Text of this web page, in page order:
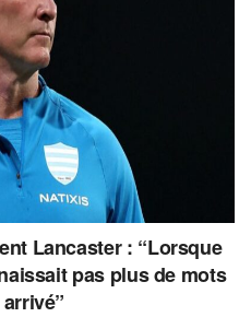
Lancaster : “Lorsque
pas plus de mots